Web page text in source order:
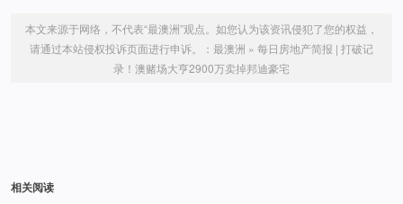
本文来源于网络，不代表“最澳洲”观点。如您认为该资讯侵犯了您的权益，
请通过本站侵权投诉页面进行申诉。： 最澳洲 » 每日房地产简报 | 打破记
录！澳赌场大亨2900万卖掉邦迪豪宅
相关阅读